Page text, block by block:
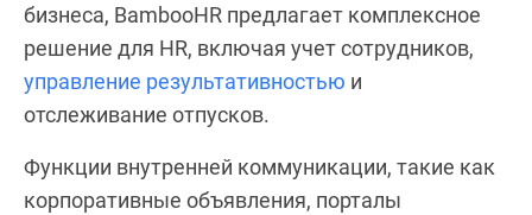
бизнеса, BambooHR предлагает комплексное
решение для HR, включая учет сотрудников,
управление результативностью и
отслеживание отпусков.
Функции внутренней коммуникации, такие как
корпоративные объявления, порталы